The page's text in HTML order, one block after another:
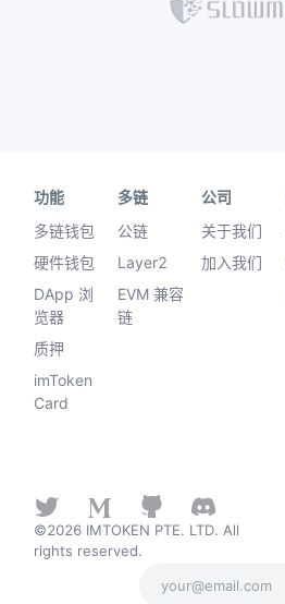
功能
多链钱包
硬件钱包
DApp 浏
览器
质押
imToken
Card
多链
公链
Layer2
EVM 兼容
链
公司
关于我们
加入我们
©2026 IMTOKEN PTE. LTD. All
rights reserved.